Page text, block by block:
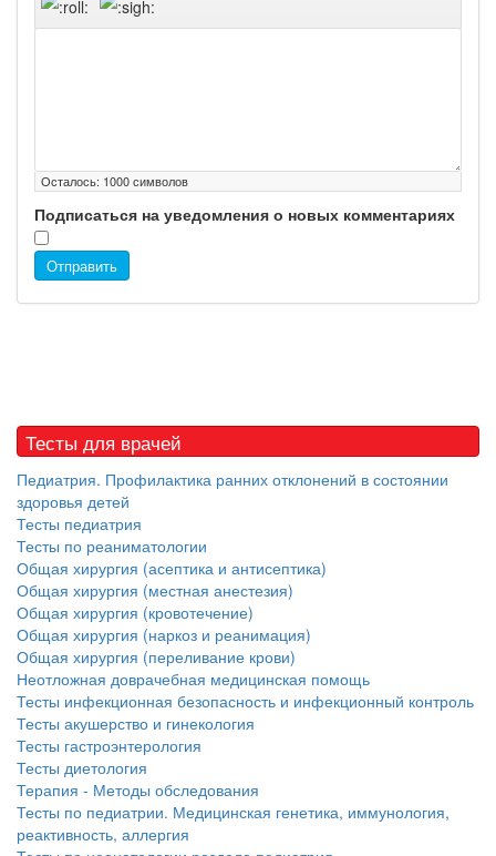
Осталось: 1000символов
Подписаться на уведомления о новых комментариях
Отправить
Тесты для врачей
Педиатрия. Профилактика ранних отклонений в состоянии
здоровья детей
Тесты педиатрия
Тесты по реаниматологии
Общая хирургия (асептика и антисептика)
Общая хирургия (местная анестезия)
Общая хирургия (кровотечение)
Общая хирургия (наркоз и реанимация)
Общая хирургия (переливание крови)
Неотложная доврачебная медицинская помощь
Тесты инфекционная безопасность и инфекционный контроль
Тесты акушерство и гинекология
Тесты гастроэнтерология
Тесты диетология
Терапия - Методы обследования
Тесты по педиатрии. Медицинская генетика, иммунология,
реактивность, аллергия